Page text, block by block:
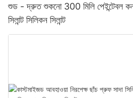
শুড - দ্রুত শুকনো 300 মিলি পেইন্টেবল
সিলান্ট সিলিকন সিলান্ট